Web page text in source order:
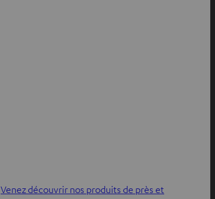
Venez découvrir nos produits de près et